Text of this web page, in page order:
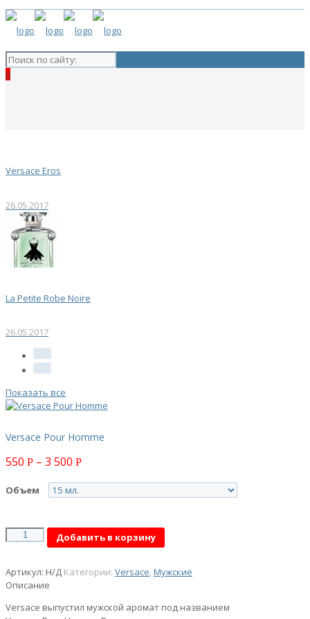
0
Versace Eros
26.05.2017
La Petite Robe Noire
26.05.2017
Показать все
Versace Pour Homme
550 Р – 3 500 Р
Объем
Количество Добавить в корзину
Артикул: Н/Д Категории: Versace,Мужские
Описание
Versace выпустил мужской аромат под названием